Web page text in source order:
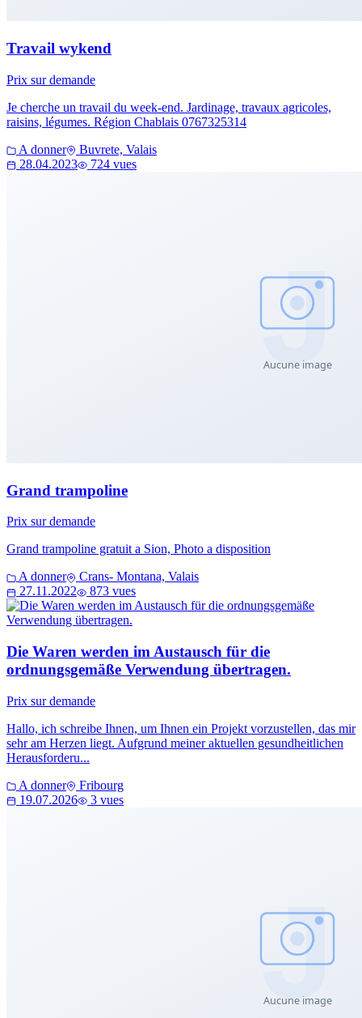
Travail wykend
Prix sur demande
Je cherche un travail du week-end. Jardinage, travaux agricoles,
raisins, légumes. Région Chablais 0767325314
A donner
Buvrete, Valais
28.04.2023
724 vues
Grand trampoline
Prix sur demande
Grand trampoline gratuit a Sion, Photo a disposition
A donner
Crans- Montana, Valais
27.11.2022
873 vues
Die Waren werden im Austausch für die
ordnungsgemäße Verwendung übertragen.
Prix sur demande
Hallo, ich schreibe Ihnen, um Ihnen ein Projekt vorzustellen, das mir
sehr am Herzen liegt. Aufgrund meiner aktuellen gesundheitlichen
Herausforderu...
A donner
Fribourg
19.07.2026
3 vues